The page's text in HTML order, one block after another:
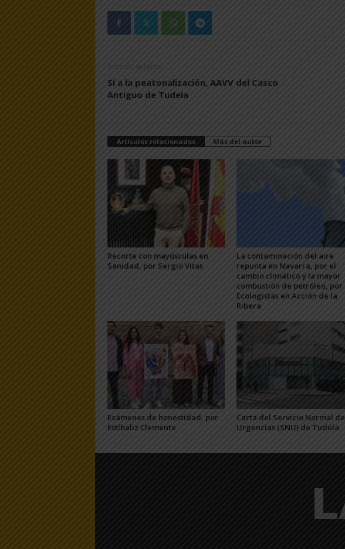
Artículo anterior
Sí a la peatonalización, AAVV del Casco
Antiguo de Tudela
Artículos relacionados Más del autor
Recorte con mayúsculas en
Sanidad, por Sergio Vitas
La contaminación del aire
repunta en Navarra, por el
cambio climático y la mayor
combustión de petróleo, por
Ecologistas en Acción de la
Ribera
Exámenes de honestidad, por
Estíbaliz Clemente
Carta del Servicio Normal de
Urgencias (SNU) de Tudela